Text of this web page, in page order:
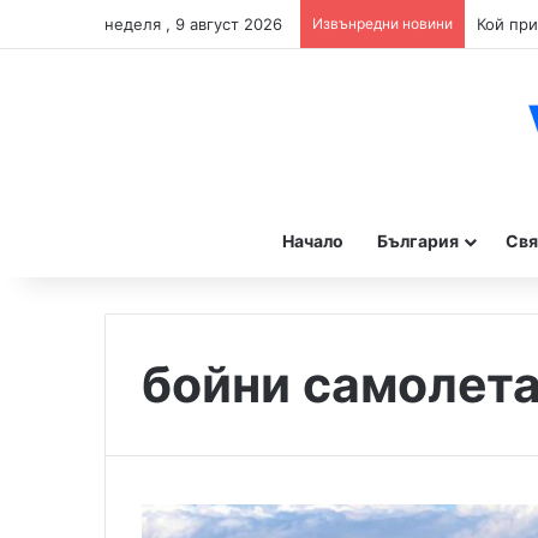
неделя , 9 август 2026 Извънредни новини
Начало България
бойни